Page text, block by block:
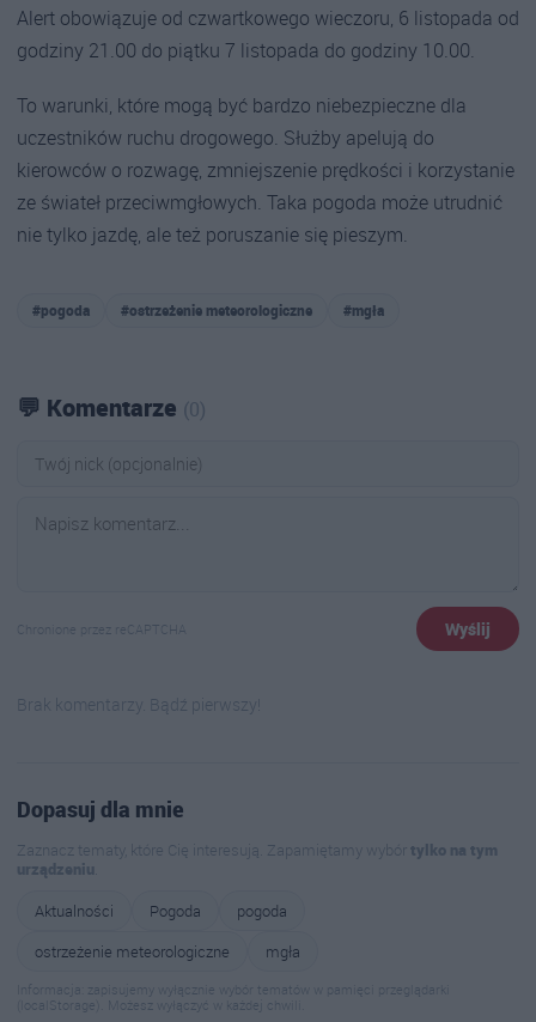
Alert obowiązuje od czwartkowego wieczoru, 6 listopada od
godziny 21.00 do piątku 7 listopada do godziny 10.00.
To warunki, które mogą być bardzo niebezpieczne dla
uczestników ruchu drogowego. Służby apelują do
kierowców o rozwagę, zmniejszenie prędkości i korzystanie
ze świateł przeciwmgłowych. Taka pogoda może utrudnić
nie tylko jazdę, ale też poruszanie się pieszym.
#pogoda #ostrzeżenie meteorologiczne #mgła
💬 Komentarze (0)
Chronione przez reCAPTCHA Wyślij
Brak komentarzy. Bądź pierwszy!
Dopasuj dla mnie
Zaznacz tematy, które Cię interesują. Zapamiętamy wybórtylko na tym
urządzeniu.
Aktualności
Pogoda
pogoda
ostrzeżenie meteorologiczne
mgła
Informacja: zapisujemy wyłącznie wybór tematów w pamięci przeglądarki
(localStorage). Możesz wyłączyć w każdej chwili.